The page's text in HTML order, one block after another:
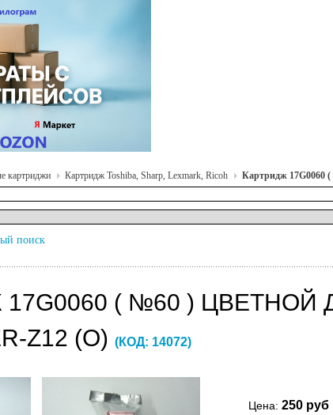
картриджи Картридж Toshiba, Sharp, Lexmark, Ricoh Картридж 17G0060
поиск
( №60 ) ЦВЕТНОЙ
Z12 (O) (КОД: 14072)
Цена: 250 руб